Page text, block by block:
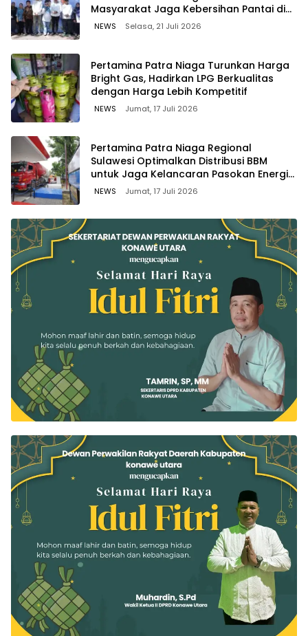
Masyarakat Jaga Kebersihan Pantai di
Bitung, Sulawesi
NEWS Selasa, 21 Juli 2026
Pertamina Patra Niaga Turunkan Harga
Bright Gas, Hadirkan LPG Berkualitas
dengan Harga Lebih Kompetitif
NEWS Jumat, 17 Juli 2026
Pertamina Patra Niaga Regional
Sulawesi Optimalkan Distribusi BBM
untuk Jaga Kelancaran Pasokan Energi
di Seluruh Wilayah Sulawesi
NEWS Jumat, 17 Juli 2026